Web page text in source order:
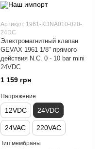
Артикул: 1961-KDNA010-020-
24DC
Электромагнитный клапан
GEVAX 1961 1/8" прямого
действия N.C. 0 - 10 bar mini
24VDC
1 159 грн
Напряжение
12VDC 24VDC
24VAC 220VAC
Тип мембраны